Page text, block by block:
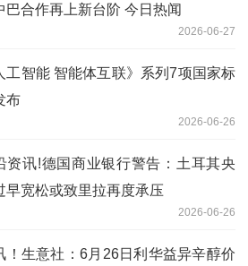
巴合作再上新台阶 今日热闻
2026-06-27
工智能 智能体互联》系列7项国家标
布
2026-06-26
资讯!德国商业银行警告：土耳其央
早宽松或致里拉再度承压
2026-06-26
！生意社：6月26日利华益异辛醇价